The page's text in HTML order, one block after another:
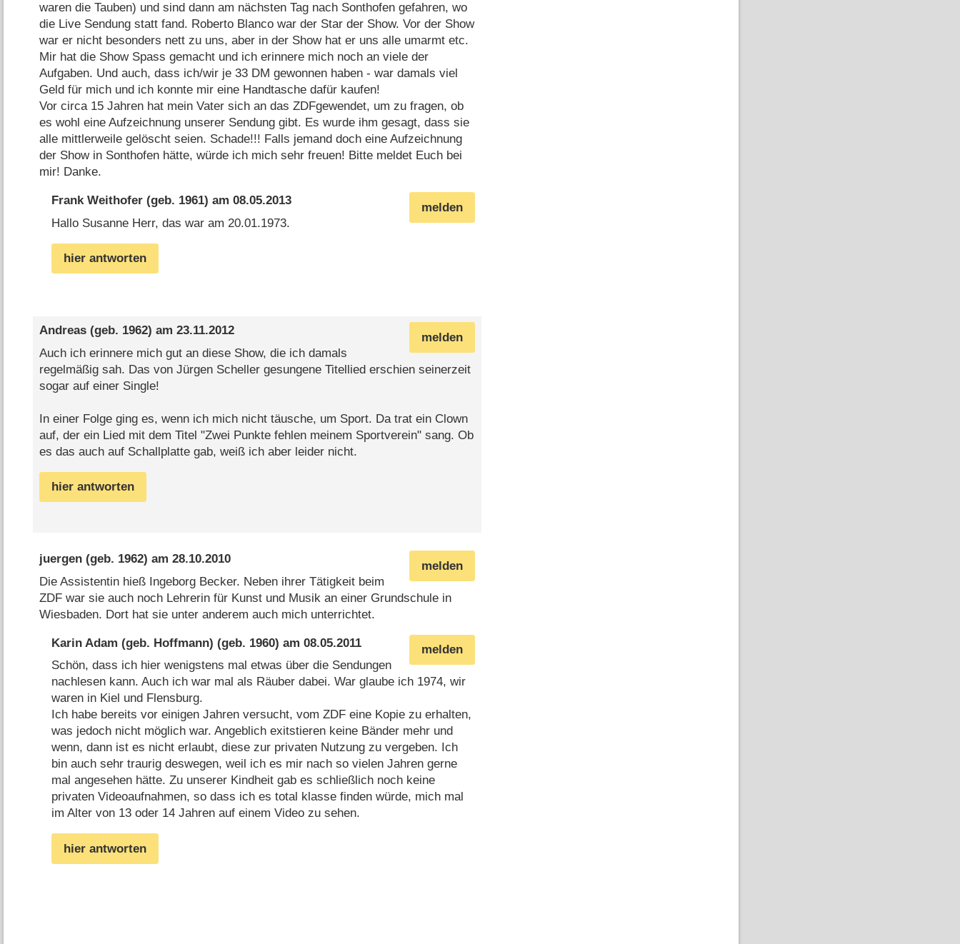
waren die Tauben) und sind dann am nächsten Tag nach Sonthofen gefahren, wo
die Live Sendung statt fand. Roberto Blanco war der Star der Show. Vor der Show
war er nicht besonders nett zu uns, aber in der Show hat er uns alle umarmt etc.
Mir hat die Show Spass gemacht und ich erinnere mich noch an viele der
Aufgaben. Und auch, dass ich/wir je 33 DM gewonnen haben - war damals viel
Geld für mich und ich konnte mir eine Handtasche dafür kaufen!
Vor circa 15 Jahren hat mein Vater sich an das ZDFgewendet, um zu fragen, ob
es wohl eine Aufzeichnung unserer Sendung gibt. Es wurde ihm gesagt, dass sie
alle mittlerweile gelöscht seien. Schade!!! Falls jemand doch eine Aufzeichnung
der Show in Sonthofen hätte, würde ich mich sehr freuen! Bitte meldet Euch bei
mir! Danke.
melden
Frank Weithofer(geb. 1961) am 08.05.2013
Hallo Susanne Herr, das war am 20.01.1973.
hier antworten
melden
Andreas(geb. 1962) am 23.11.2012
Auch ich erinnere mich gut an diese Show, die ich damals
regelmäßig sah. Das von Jürgen Scheller gesungene Titellied erschien seinerzeit
sogar auf einer Single!
In einer Folge ging es, wenn ich mich nicht täusche, um Sport. Da trat ein Clown
auf, der ein Lied mit dem Titel "Zwei Punkte fehlen meinem Sportverein" sang. Ob
es das auch auf Schallplatte gab, weiß ich aber leider nicht.
hier antworten
melden
juergen(geb. 1962) am 28.10.2010
Die Assistentin hieß Ingeborg Becker. Neben ihrer Tätigkeit beim
ZDF war sie auch noch Lehrerin für Kunst und Musik an einer Grundschule in
Wiesbaden. Dort hat sie unter anderem auch mich unterrichtet.
melden
Karin Adam (geb. Hoffmann) (geb. 1960) am 08.05.2011
Schön, dass ich hier wenigstens mal etwas über die Sendungen
nachlesen kann. Auch ich war mal als Räuber dabei. War glaube ich 1974, wir
waren in Kiel und Flensburg.
Ich habe bereits vor einigen Jahren versucht, vom ZDF eine Kopie zu erhalten,
was jedoch nicht möglich war. Angeblich exitstieren keine Bänder mehr und
wenn, dann ist es nicht erlaubt, diese zur privaten Nutzung zu vergeben. Ich
bin auch sehr traurig deswegen, weil ich es mir nach so vielen Jahren gerne
mal angesehen hätte. Zu unserer Kindheit gab es schließlich noch keine
privaten Videoaufnahmen, so dass ich es total klasse finden würde, mich mal
im Alter von 13 oder 14 Jahren auf einem Video zu sehen.
hier antworten